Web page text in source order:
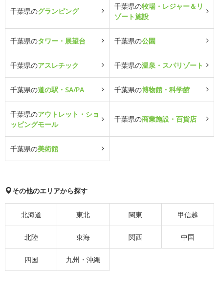
千葉県のグランピング
千葉県の牧場・レジャー＆リ
ゾート施設
千葉県のタワー・展望台 千葉県の公園
千葉県のアスレチック 千葉県の温泉・スパリゾート
千葉県の道の駅・SA/PA 千葉県の博物館・科学館
千葉県のアウトレット・ショ
ッピングモール
千葉県の商業施設・百貨店
千葉県の美術館
その他のエリアから探す
北海道 東北 関東 甲信越
北陸 東海 関西 中国
四国 九州・沖縄